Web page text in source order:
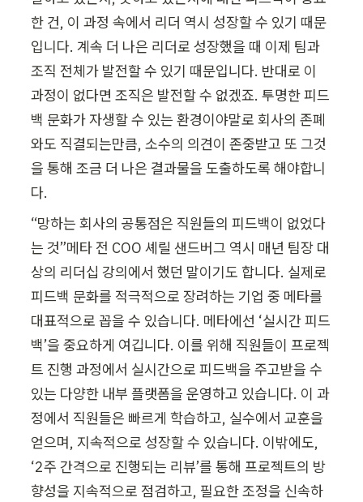
한 건, 이 과정 속에서 리더 역시 성장할 수 있기 때문
입니다. 계속 더 나은 리더로 성장했을 때 이제 팀과
조직 전체가 발전할 수 있기 때문입니다. 반대로 이
과정이 없다면 조직은 발전할 수 없겠죠. 투명한 피드
백 문화가 자생할 수 있는 환경이야말로 회사의 존폐
와도 직결되는만큼, 소수의 의견이 존중받고 또 그것
을 통해 조금 더 나은 결과물을 도출하도록 해야합니
다.
“망하는 회사의 공통점은 직원들의 피드백이 없었다
는 것”메타 전 COO 셰릴 샌드버그 역시 매년 팀장 대
상의 리더십 강의에서 했던 말이기도 합니다. 실제로
피드백 문화를 적극적으로 장려하는 기업 중 메타를
대표적으로 꼽을 수 있습니다. 메타에선 ‘실시간 피드
백’을 중요하게 여깁니다. 이를 위해 직원들이 프로젝
트 진행 과정에서 실시간으로 피드백을 주고받을 수
있는 다양한 내부 플랫폼을 운영하고 있습니다. 이 과
정에서 직원들은 빠르게 학습하고, 실수에서 교훈을
얻으며, 지속적으로 성장할 수 있습니다. 이밖에도,
‘2주 간격으로 진행되는 리뷰’를 통해 프로젝트의 방
향성을 지속적으로 점검하고, 필요한 조정을 신속하